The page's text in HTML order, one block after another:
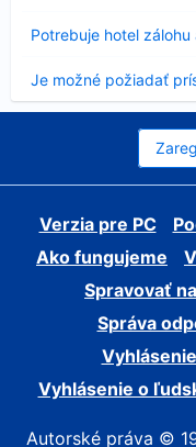
Potrebuje hotel
sa
Je možné požiadať
sa
Verzia pre PC
Ako fungujeme
Spravovať
Správa
Vyhlásenie o
Autorské práva ©